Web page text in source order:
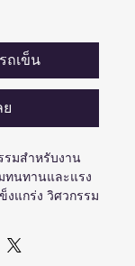
ถเข็น
ย
รมสำหรับงาน
ทนทานและแรง
งแกร่ง วิศวกรรม